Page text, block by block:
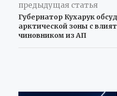
предыдущая статья
Губернатор Кухарук
арктической зоны с
чиновником из АП